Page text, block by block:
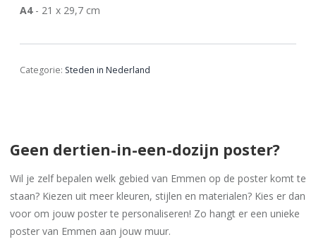
A4- 21 x 29,7 cm
Categorie: Steden in Nederland
Geen dertien-in-een-dozijn poster?
Wil je zelf bepalen welk gebied van Emmen op de poster komt te
staan? Kiezen uit meer kleuren, stijlen en materialen? Kies er dan
voor om jouw poster te personaliseren! Zo hangt er een unieke
poster van Emmen aan jouw muur.